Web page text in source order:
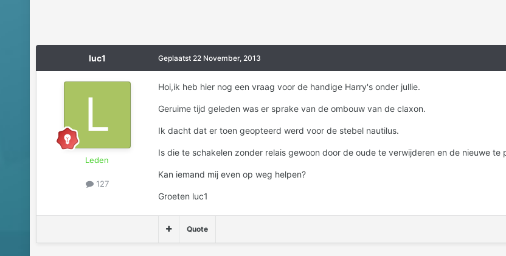
luc1
Leden
127
Geplaatst 22 November, 2013
Hoi,ik heb hier nog een vraag voor de handige Harry's onder jullie.
Geruime tijd geleden was er sprake van de ombouw van de claxon.
Ik dacht dat er toen geopteerd werd voor de stebel nautilus.
Is die te schakelen zonder relais gewoon door de oude te verwijderen en de nieuwe te
Kan iemand mij even op weg helpen?
Groeten luc1
Quote